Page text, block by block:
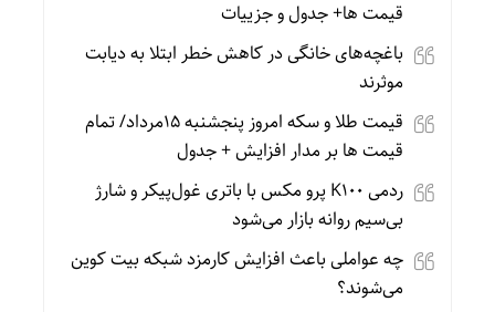
قیمت ها+ جدول و جزییات
باغچه‌های خانگی در کاهش خطر ابتلا به دیابت
موثرند
قیمت طلا و سکه امروز پنجشنبه 15مرداد/ تمام
قیمت ها بر مدار افزایش + جدول
ردمی K100 پرو مکس با باتری غول‌پیکر و شارژ
بی‌سیم روانه بازار می‌شود
چه عواملی باعث افزایش کارمزد شبکه بیت کوین
می‌شوند؟